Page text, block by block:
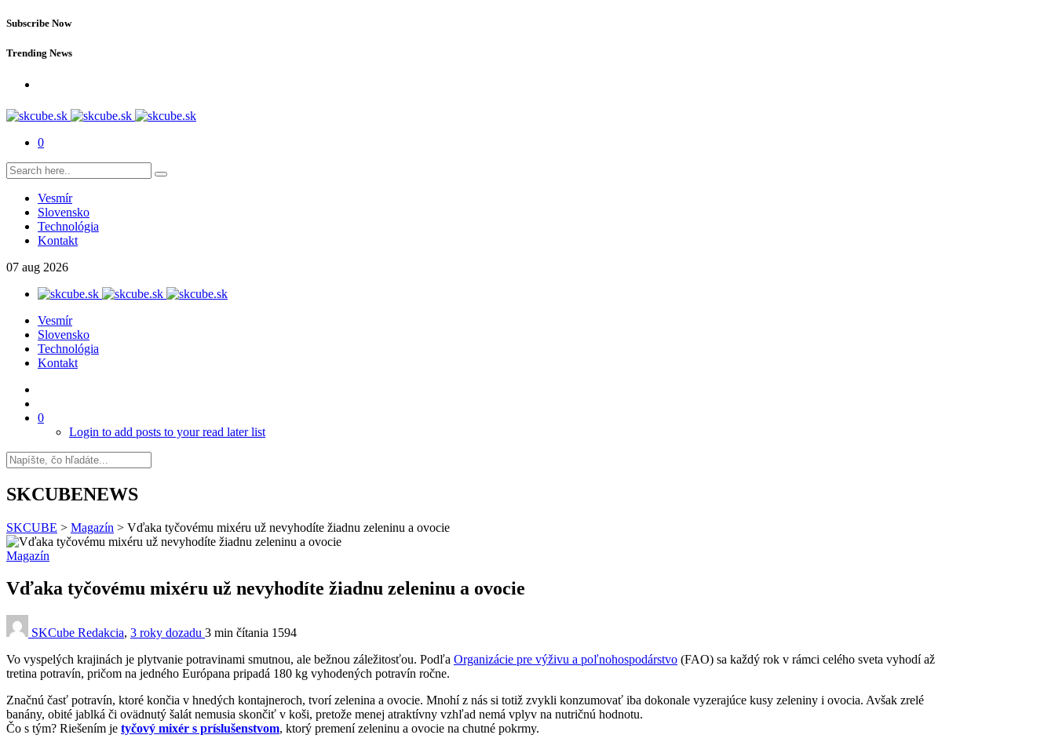
Subscribe Now
Trending News
0
Vesmír
Slovensko
Technológia
Kontakt
07 aug 2026
Vesmír
Slovensko
Technológia
Kontakt
0
Login to add posts to your read later list
SKCUBENEWS
SKCUBE > Magazín > Vďaka tyčovému mixéru už nevyhodíte žiadnu zeleninu a ovocie
Magazín
Vďaka tyčovému mixéru už nevyhodíte žiadnu zeleninu a ovocie
SKCube Redakcia, 3 roky dozadu 3 min čítania 1594
Vo vyspelých krajinách je plytvanie potravinami smutnou, ale bežnou záležitosťou. Podľa Organizácie pre výživu a poľnohospodárstvo (FAO) sa každý rok v rámci celého sveta vyhodí až
tretina potravín, pričom na jedného Európana pripadá 180 kg vyhodených potravín ročne.
Značnú časť potravín, ktoré končia v hnedých kontajneroch, tvorí zelenina a ovocie. Mnohí z nás si totiž zvykli konzumovať iba dokonale vyzerajúce kusy zeleniny i ovocia. Avšak zrelé
banány, obité jablká či ovädnutý šalát nemusia skončiť v koši, pretože menej atraktívny vzhľad nemá vplyv na nutričnú hodnotu.
Čo s tým? Riešením je tyčový mixér s príslušenstvom, ktorý premení zeleninu a ovocie na chutné pokrmy.